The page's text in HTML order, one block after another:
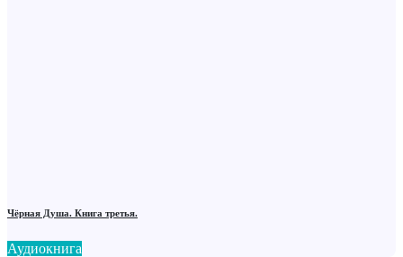
Чёрная Душа. Книга третья.
Аудиокнига